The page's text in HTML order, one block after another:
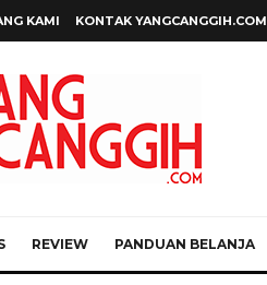
KAMI KONTAK YANGCANGGIH.COM
REVIEW PANDUAN BELANJA